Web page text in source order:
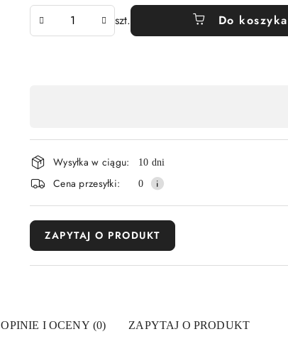
szt. Do koszyka
płatność
i
dostawa
Wysyłka w ciągu: 10 dni
Cena przesyłki: 0
ZAPYTAJ O PRODUKT
OPINIE I OCENY (0) ZAPYTAJ O PRODUKT